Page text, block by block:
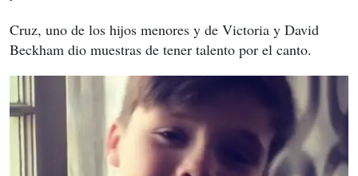
Cruz, uno de los hijos menores y de Victoria y David
Beckham dio muestras de tener talento por el canto.